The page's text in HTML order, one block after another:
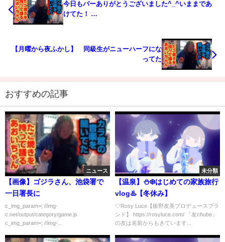
今日もバーありがとうございました^_^いままであ
けてた！ …
【月曜から夜ふかし】 同級生がニューハーフにな
ってた
おすすめの記事
ニュース
【画像】ゴジラさん、池袋署で
一日署長に
c_img_param=; //img-
c.net/output/category/game.js
c_img_param=; //img-...
未分類
【温泉】⛄️❄️はじめての家族旅行
vlog♨️【冬休み】
♡Rosy Luce【板野友美プロデュースブラ
ンド】 https://rosyluce.com/ 「友chube」
の友は名前からもきています...